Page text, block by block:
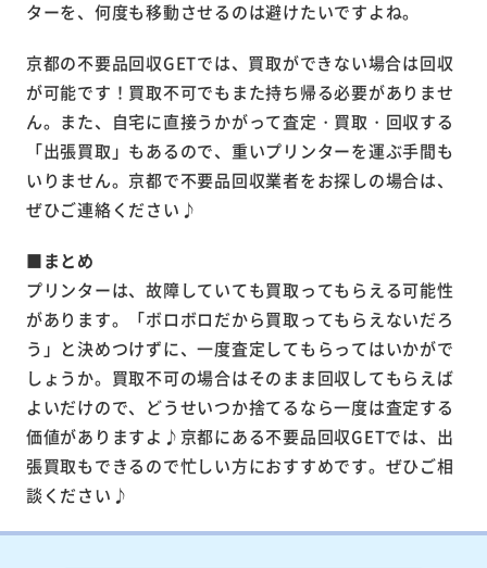
ターを、何度も移動させるのは避けたいですよね。
京都の不要品回収GETでは、買取ができない場合は回収
が可能です！買取不可でもまた持ち帰る必要がありませ
ん。また、自宅に直接うかがって査定・買取・回収する
「出張買取」もあるので、重いプリンターを運ぶ手間も
いりません。京都で不要品回収業者をお探しの場合は、
ぜひご連絡ください♪
■まとめ
プリンターは、故障していても買取ってもらえる可能性
があります。「ボロボロだから買取ってもらえないだろ
う」と決めつけずに、一度査定してもらってはいかがで
しょうか。買取不可の場合はそのまま回収してもらえば
よいだけので、どうせいつか捨てるなら一度は査定する
価値がありますよ♪京都にある不要品回収GETでは、出
張買取もできるので忙しい方におすすめです。ぜひご相
談ください♪